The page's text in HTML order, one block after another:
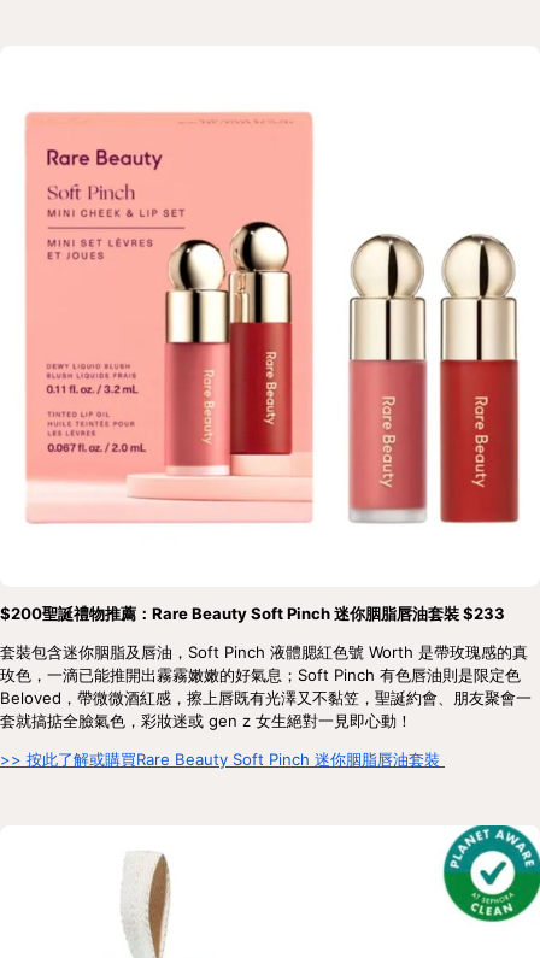
$200聖誕禮物推薦：Rare Beauty Soft Pinch 迷你胭脂唇油套裝 $233
套裝包含迷你胭脂及唇油，Soft Pinch 液體腮紅色號 Worth 是帶玫瑰感的真
玫色，一滴已能推開出霧霧嫩嫩的好氣息；Soft Pinch 有色唇油則是限定色
Beloved，帶微微酒紅感，擦上唇既有光澤又不黏笠，聖誕約會、朋友聚會一
套就搞掂全臉氣色，彩妝迷或 gen z 女生絕對一見即心動！
>> 按此了解或購買Rare Beauty Soft Pinch 迷你胭脂唇油套裝